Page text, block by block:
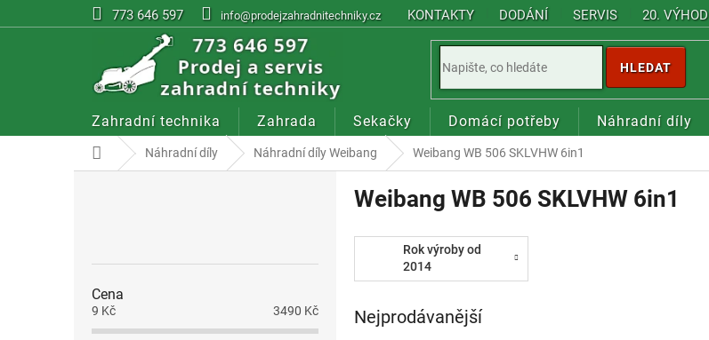
na
773 646 597 info@prodejzahradnitechniky.cz KONTAKTY DODÁNÍ SERVIS 20. VÝHOD
HLEDAT
Zahradní technika Zahrada Sekačky Domácí potřeby Náhradní díly
Domů Náhradní díly Náhradní díly Weibang Weibang WB 506 SKLVHW 6in1
Cena
9 Kč 3490 Kč
Weibang WB 506 SKLVHW 6in1
Rok výroby od
2014
Nejprodávanější